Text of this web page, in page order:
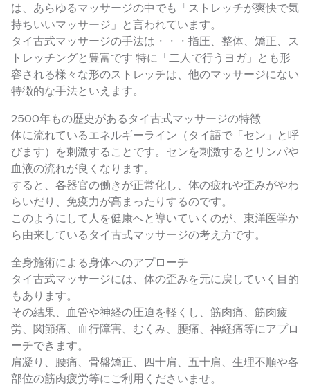
は、あらゆるマッサージの中でも「ストレッチが爽快で気
持ちいいマッサージ」と言われています。
タイ古式マッサージの手法は・・・指圧、整体、矯正、ス
トレッチングと豊富です 特に「二人で行うヨガ」とも形
容される様々な形のストレッチは、他のマッサージにない
特徴的な手法といえます。
2500年もの歴史があるタイ古式マッサージの特徴
体に流れているエネルギーライン（タイ語で「セン」と呼
びます）を刺激することです。センを刺激するとリンパや
血液の流れが良くなります。
すると、各器官の働きが正常化し、体の疲れや歪みがやわ
らいだり、免疫力が高まったりするのです。
このようにして人を健康へと導いていくのが、東洋医学か
ら由来しているタイ古式マッサージの考え方です。
全身施術による身体へのアプローチ
タイ古式マッサージには、体の歪みを元に戻していく目的
もあります。
その結果、血管や神経の圧迫を軽くし、筋肉痛、筋肉疲
労、関節痛、血行障害、むくみ、腰痛、神経痛等にアプロ
ーチできます。
肩凝り、腰痛、骨盤矯正、四十肩、五十肩、生理不順や各
部位の筋肉疲労等にご利用くださいませ。